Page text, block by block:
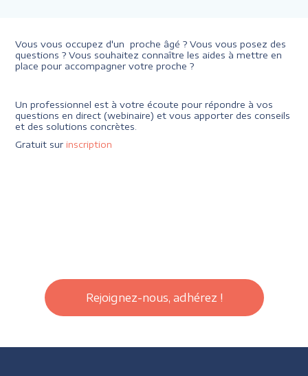
Vous vous occupez d'un proche âgé ? Vous vous posez des
questions ? Vous souhaitez connaître les aides à mettre en
place pour accompagner votre proche ?
Un professionnel est à votre écoute pour répondre à vos
questions en direct (webinaire) et vous apporter des conseils
et des solutions concrètes.
Gratuit sur inscription
Rejoignez-nous, adhérez !